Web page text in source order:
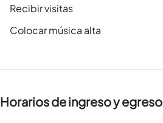
Recibir visitas
Colocar música alta
Horarios de ingreso y egreso